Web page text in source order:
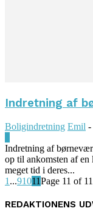
Indretning af
Boligindretning Emil -
Indretning af
op til ankomsten af
meget tid i deres...
1 ...91011Page 11 of 11
REDAKTIONENS